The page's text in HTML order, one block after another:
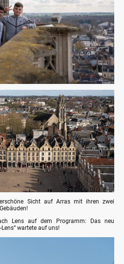
Sicht auf Arras mit ihren zwei
Lens auf dem Programm: Das neu
wartete auf uns!